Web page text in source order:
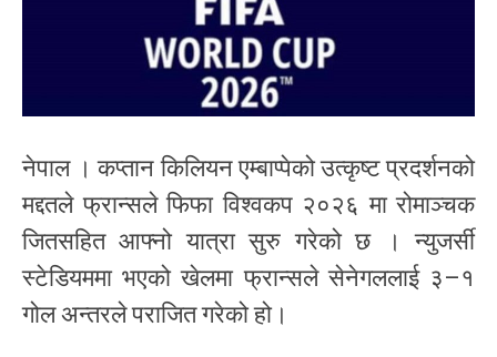
नेपाल । कप्तान किलियन एम्बाप्पेको उत्कृष्ट प्रदर्शनको
मद्दतले फ्रान्सले फिफा विश्वकप २०२६ मा रोमाञ्चक
जितसहित आफ्नो यात्रा सुरु गरेको छ । न्युजर्सी
स्टेडियममा भएको खेलमा फ्रान्सले सेनेगललाई ३–१
गोल अन्तरले पराजित गरेको हो।